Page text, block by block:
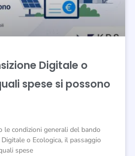
Digitale o
spese si possono
le condizioni generali del bando
o Ecologica, il passaggio
spese